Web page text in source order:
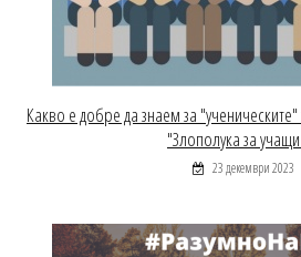
Какво е добре да знаем за
"Злополука за
23 декември 2023